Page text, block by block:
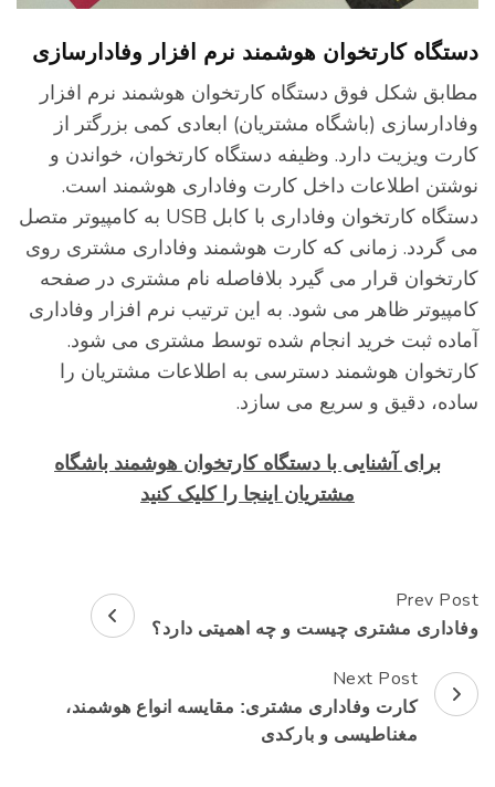
کارتخوان هوشمند نرم افزار وفادارسازی
شکل فوق دستگاه کارتخوان هوشمند نرم افزار
(باشگاه مشتریان) ابعادی کمی بزرگتر از
ویزیت دارد. وظیفه دستگاه کارتخوان، خواندن و
اطلاعات داخل کارت وفاداری هوشمند است.
دستگاه کارتخوان وفاداری با کابل USB به کامپیوتر متصل
گردد. زمانی که کارت هوشمند وفاداری مشتری روی
قرار می گیرد بلافاصله نام مشتری در صفحه
ظاهر می شود. به این ترتیب نرم افزار وفاداری
ثبت خرید انجام شده توسط مشتری می شود.
هوشمند دسترسی به اطلاعات مشتریان را
دقیق و سریع می سازد.
برای آشنایی با دستگاه کارتخوان هوشمند باشگاه
مشتریان اینجا را کلیک کنید
Prev
مشتری چیست و چه اهمیتی دارد؟
Next Post
کارت وفاداری مشتری: مقایسه انواع هوشمند،
مغناطیسی و بارکدی